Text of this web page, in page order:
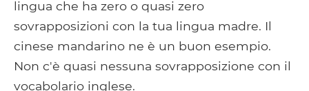
lingua che ha zero o quasi zero
sovrapposizioni con la tua lingua madre. Il
cinese mandarino ne è un buon esempio.
Non c'è quasi nessuna sovrapposizione con il
vocabolario inglese.